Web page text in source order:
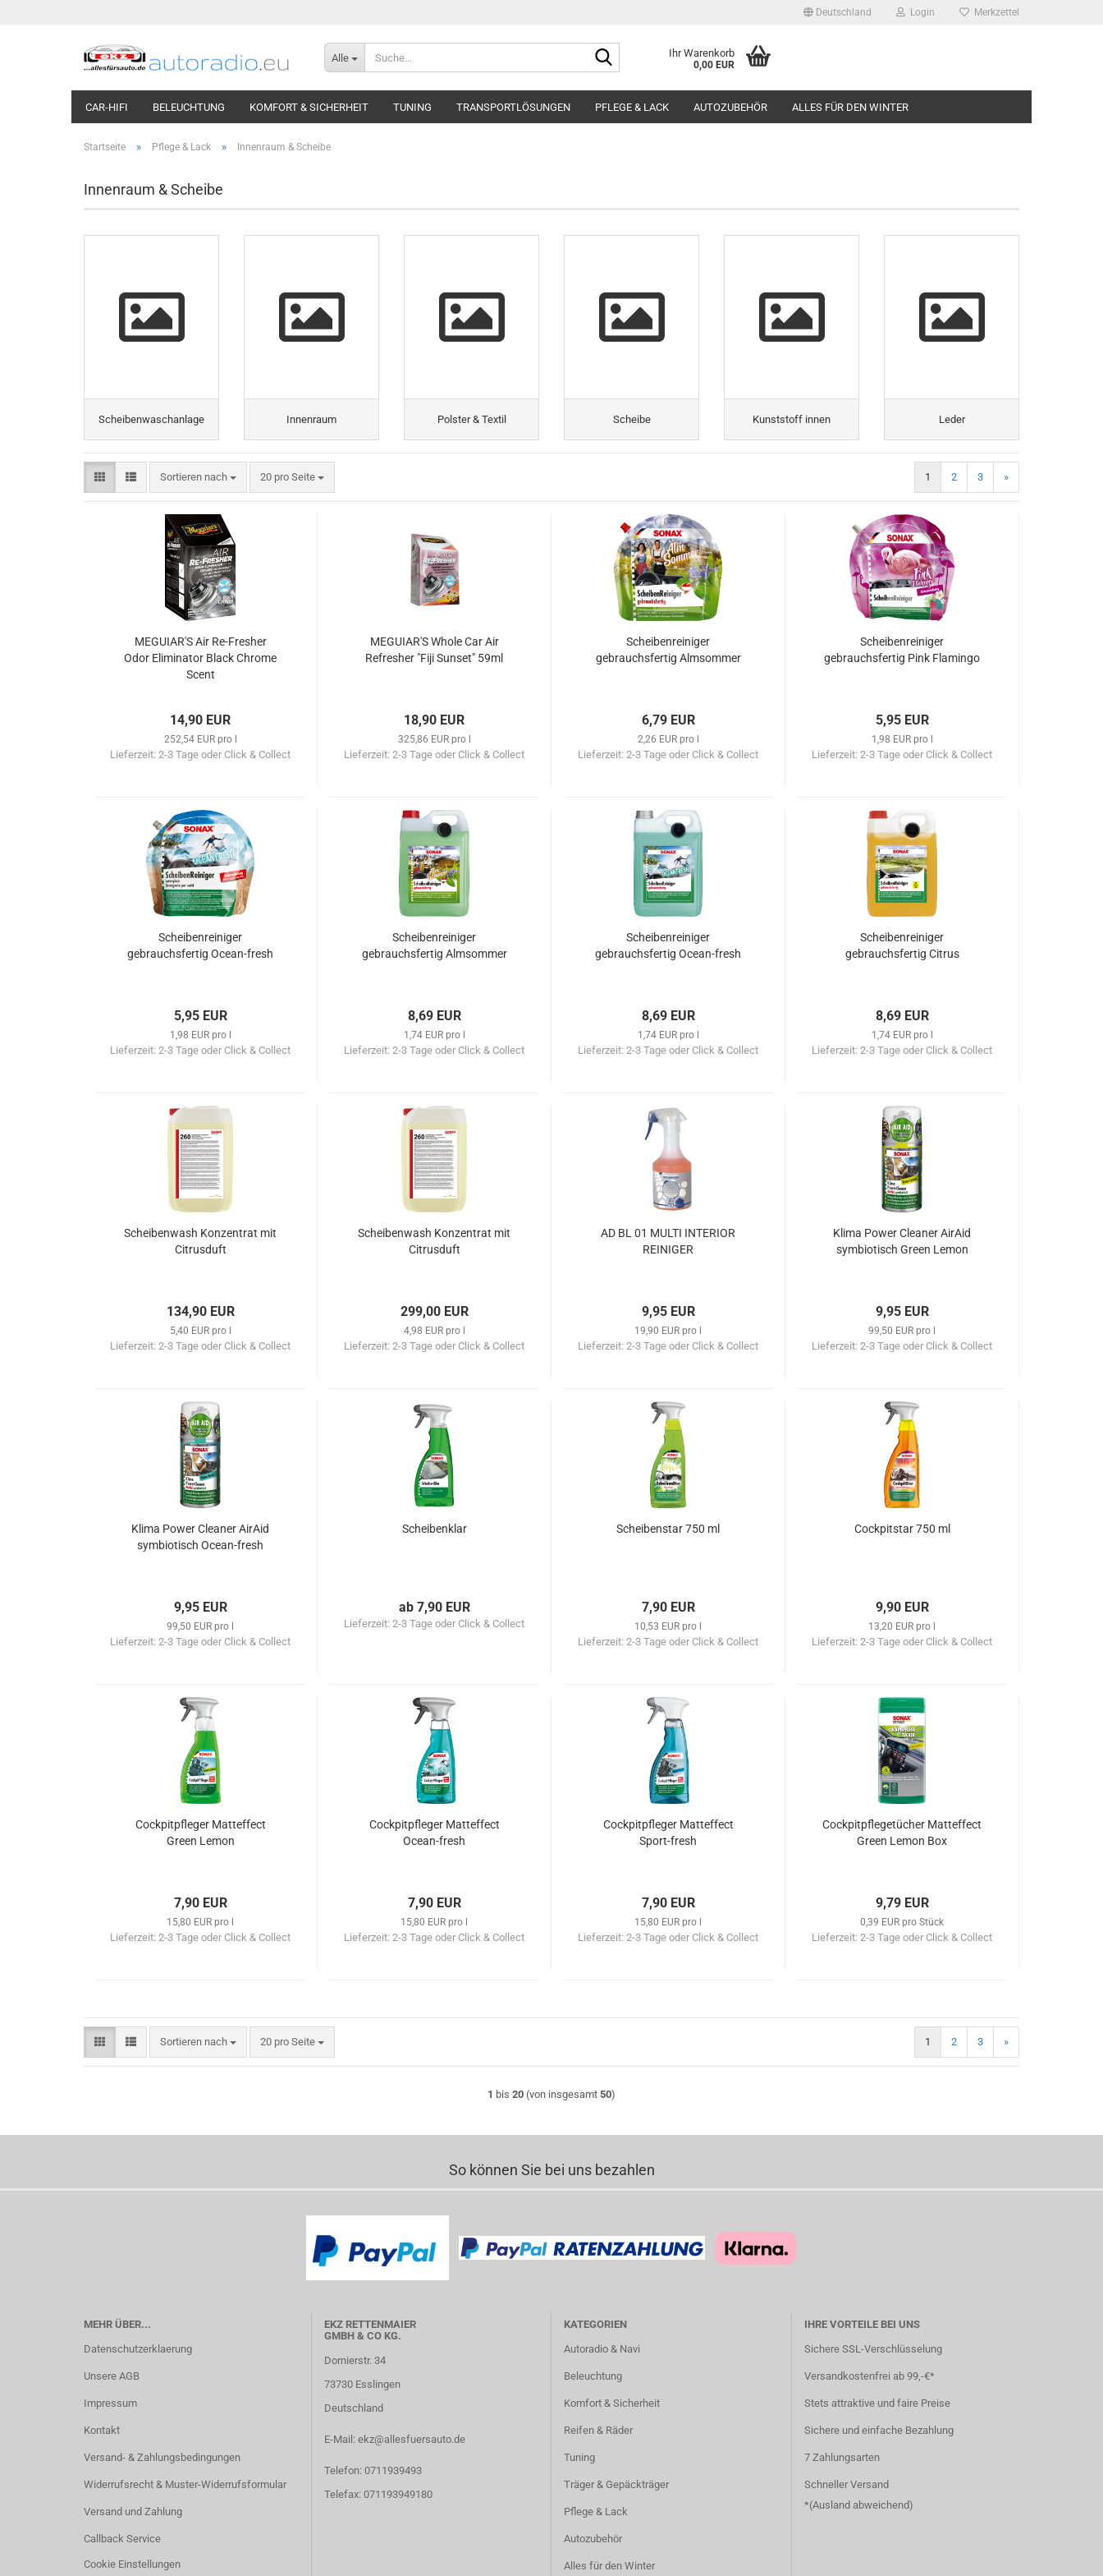
Deutschland Login Merkzettel
Alle Ihr Warenkorb
0,00 EUR
CAR-HIFI BELEUCHTUNG KOMFORT & SICHERHEIT TUNING TRANSPORTLÖSUNGEN PFLEGE & LACK AUTOZUBEHÖR ALLES FÜR DEN WINTER
Startseite » Pflege & Lack » Innenraum & Scheibe
Innenraum & Scheibe
Scheibenwaschanlage Innenraum Polster & Textil Scheibe Kunststoff innen Leder
Sortieren nach
Sortieren nach 20 pro Seite
pro Seite 1 2 3 »
MEGUIAR'S Air Re-Fresher
Odor Eliminator Black Chrome
Scent
14,90 EUR
252,54 EUR pro l
Lieferzeit: 2-3 Tage oder Click & Collect
MEGUIAR'S Whole Car Air
Refresher "Fiji Sunset" 59ml
18,90 EUR
325,86 EUR pro l
Lieferzeit: 2-3 Tage oder Click & Collect
Scheibenreiniger
gebrauchsfertig Almsommer
6,79 EUR
2,26 EUR pro l
Lieferzeit: 2-3 Tage oder Click & Collect
Scheibenreiniger
gebrauchsfertig Pink Flamingo
5,95 EUR
1,98 EUR pro l
Lieferzeit: 2-3 Tage oder Click & Collect
Scheibenreiniger
gebrauchsfertig Ocean-fresh
5,95 EUR
1,98 EUR pro l
Lieferzeit: 2-3 Tage oder Click & Collect
Scheibenreiniger
gebrauchsfertig Almsommer
8,69 EUR
1,74 EUR pro l
Lieferzeit: 2-3 Tage oder Click & Collect
Scheibenreiniger
gebrauchsfertig Ocean-fresh
8,69 EUR
1,74 EUR pro l
Lieferzeit: 2-3 Tage oder Click & Collect
Scheibenreiniger
gebrauchsfertig Citrus
8,69 EUR
1,74 EUR pro l
Lieferzeit: 2-3 Tage oder Click & Collect
Scheibenwash Konzentrat mit
Citrusduft
134,90 EUR
5,40 EUR pro l
Lieferzeit: 2-3 Tage oder Click & Collect
Scheibenwash Konzentrat mit
Citrusduft
299,00 EUR
4,98 EUR pro l
Lieferzeit: 2-3 Tage oder Click & Collect
AD BL 01 MULTI INTERIOR
REINIGER
9,95 EUR
19,90 EUR pro l
Lieferzeit: 2-3 Tage oder Click & Collect
Klima Power Cleaner AirAid
symbiotisch Green Lemon
9,95 EUR
99,50 EUR pro l
Lieferzeit: 2-3 Tage oder Click & Collect
Klima Power Cleaner AirAid
symbiotisch Ocean-fresh
9,95 EUR
99,50 EUR pro l
Lieferzeit: 2-3 Tage oder Click & Collect
Scheibenklar
ab 7,90 EUR
Lieferzeit: 2-3 Tage oder Click & Collect
Scheibenstar 750 ml
7,90 EUR
10,53 EUR pro l
Lieferzeit: 2-3 Tage oder Click & Collect
Cockpitstar 750 ml
9,90 EUR
13,20 EUR pro l
Lieferzeit: 2-3 Tage oder Click & Collect
Cockpitpfleger Matteffect
Green Lemon
7,90 EUR
15,80 EUR pro l
Lieferzeit: 2-3 Tage oder Click & Collect
Cockpitpfleger Matteffect
Ocean-fresh
7,90 EUR
15,80 EUR pro l
Lieferzeit: 2-3 Tage oder Click & Collect
Cockpitpfleger Matteffect
Sport-fresh
7,90 EUR
15,80 EUR pro l
Lieferzeit: 2-3 Tage oder Click & Collect
Cockpitpflegetücher Matteffect
Green Lemon Box
9,79 EUR
0,39 EUR pro Stück
Lieferzeit: 2-3 Tage oder Click & Collect
Sortieren nach
Sortieren nach 20 pro Seite
pro Seite 1 2 3 »
1 bis 20 (von insgesamt 50)
So können Sie bei uns bezahlen
MEHR ÜBER...
Datenschutzerklaerung
Unsere AGB
Impressum
Kontakt
Versand- & Zahlungsbedingungen
Widerrufsrecht & Muster-Widerrufsformular
Versand und Zahlung
Callback Service
Cookie Einstellungen
EKZ RETTENMAIER
GMBH & CO KG.
Dornierstr. 34
73730 Esslingen
Deutschland
E-Mail: ekz@allesfuersauto.de
Telefon: 0711939493
Telefax: 071193949180
KATEGORIEN
Autoradio & Navi
Beleuchtung
Komfort & Sicherheit
Reifen & Räder
Tuning
Träger & Gepäckträger
Pflege & Lack
Autozubehör
Alles für den Winter
IHRE VORTEILE BEI UNS
Sichere SSL-Verschlüsselung
Versandkostenfrei ab 99,-€*
Stets attraktive und faire Preise
Sichere und einfache Bezahlung
7 Zahlungsarten
Schneller Versand
*(Ausland abweichend)